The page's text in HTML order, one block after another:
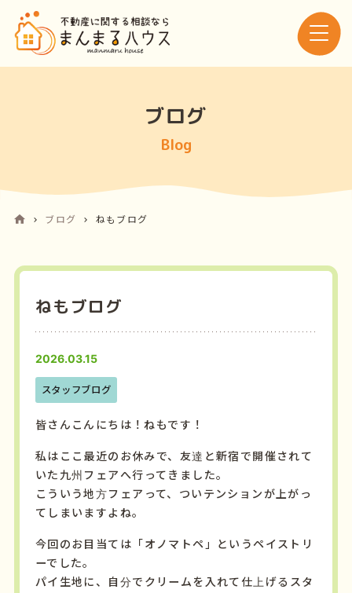
ブログ
Blog
ブログ ねもブログ
ねもブログ
2026.03.15
スタッフブログ
皆さんこんにちは！ねもです！
私はここ最近のお休みで、 友達 と新宿 で開催されて
いた 九州 フェア へ行 って き ま した。
こういう地方フェア って、 つい テンションが上が っ
て しまい ますよね。
今回のお目当て は「オノマトペ」 という ペイ スト リ
ーで した。
パイ 生地に、 自分で クリームを入れて 仕上げる スタ